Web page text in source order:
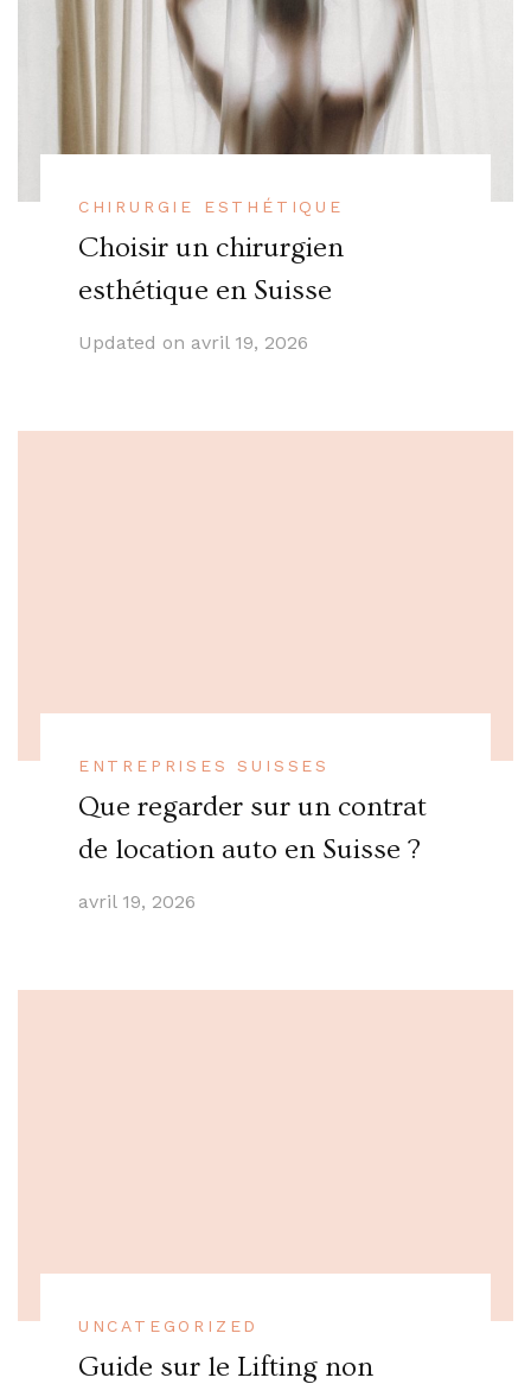
CHIRURGIE ESTHÉTIQUE
Choisir un chirurgien
esthétique en Suisse
Updated on avril 19, 2026
ENTREPRISES SUISSES
Que regarder sur un contrat
de location auto en Suisse ?
avril 19, 2026
UNCATEGORIZED
Guide sur le Lifting non